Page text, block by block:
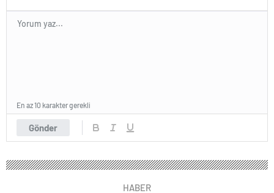
Gönder
En az 10 karakter gerekli
HABER